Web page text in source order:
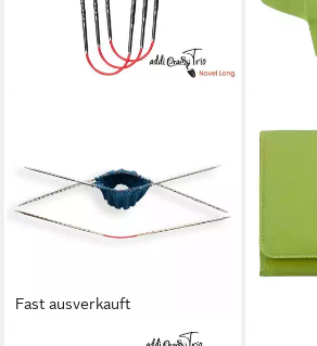
Fast ausverkauft